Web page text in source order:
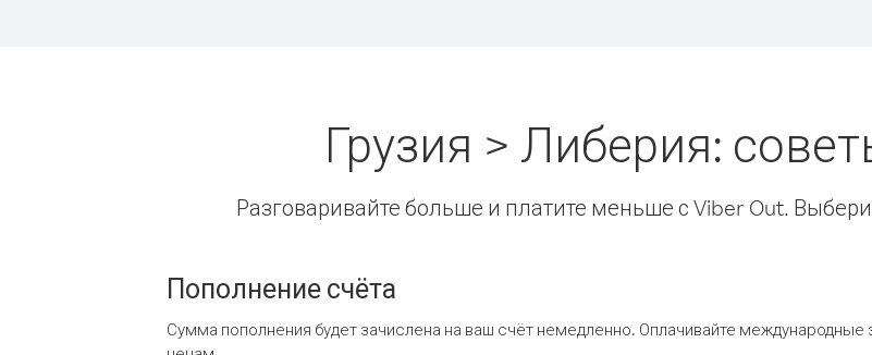
Грузия > Либерия:
Разговаривайте больше и платите меньше с Viber Out.
Пополнение счёта
Сумма пополнения будет зачислена на ваш счёт немедленно. Оплачивайте